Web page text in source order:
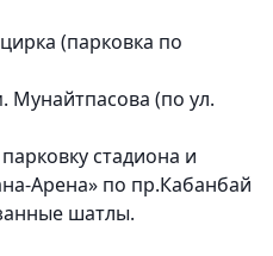
(парковка по
Мунайтпасова (по ул.
стадиона и
Арена» по пр.Кабанбай
шатлы.